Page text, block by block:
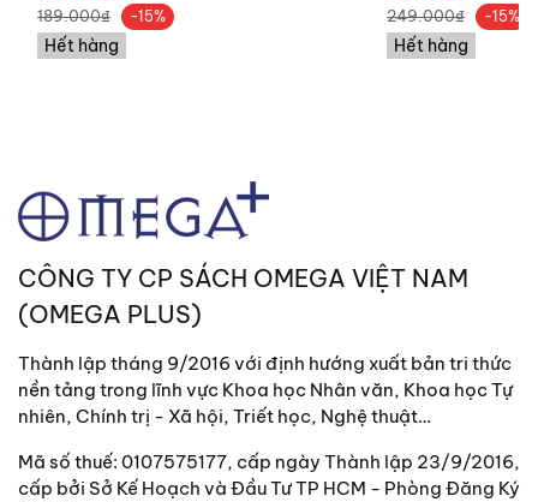
189.000₫ -15%
Hết hàng
249.000₫ -15%
Hết hàng
CÔNG TY CP SÁCH OMEGA VIỆT NAM
(OMEGA PLUS)
Thành lập tháng 9/2016 với định hướng xuất bản tri thức
nền tảng trong lĩnh vực Khoa học Nhân văn, Khoa học Tự
nhiên, Chính trị - Xã hội, Triết học, Nghệ thuật…
Mã số thuế: 0107575177, cấp ngày Thành lập 23/9/2016,
cấp bởi Sở Kế Hoạch và Đầu Tư TP HCM - Phòng Đăng Ký